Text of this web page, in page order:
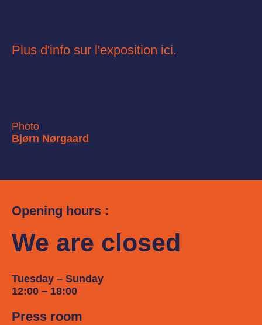
Plus d'info sur l'exposition ici.
Photo
Bjørn Nørgaard
Opening hours :
We are closed
Tuesday – Sunday
12:00 – 18:00
Press room